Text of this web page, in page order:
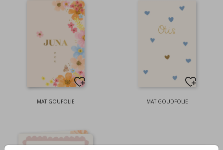
MAT GOUFOLIE MAT GOUDFOLIE